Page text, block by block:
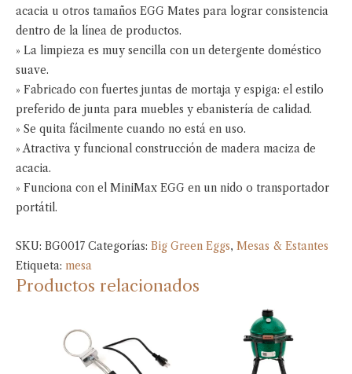
acacia u otros tamaños EGG Mates para lograr consistencia
dentro de la línea de productos.
» La limpieza es muy sencilla con un detergente doméstico
suave.
» Fabricado con fuertes juntas de mortaja y espiga: el estilo
preferido de junta para muebles y ebanistería de calidad.
» Se quita fácilmente cuando no está en uso.
» Atractiva y funcional construcción de madera maciza de
acacia.
» Funciona con el MiniMax EGG en un nido o transportador
portátil.
SKU: BG0017 Categorías: Big Green Eggs, Mesas & Estantes
Etiqueta: mesa
Productos relacionados